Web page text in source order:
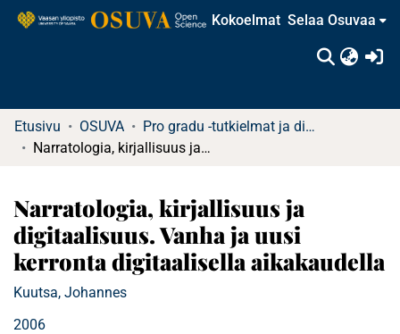
Kokoelmat Selaa Osuvaa
Etusivu OSUVA
Pro gradu -tutkielmat ja diplomityöt
Narratologia, kirjallisuus ja digitaalisuus. Vanha ja uusi kerronta digitaalisella aikakaudella
Narratologia, kirjallisuus ja
digitaalisuus. Vanha ja uusi
kerronta digitaalisella aikakaudella
Kuutsa, Johannes
2006